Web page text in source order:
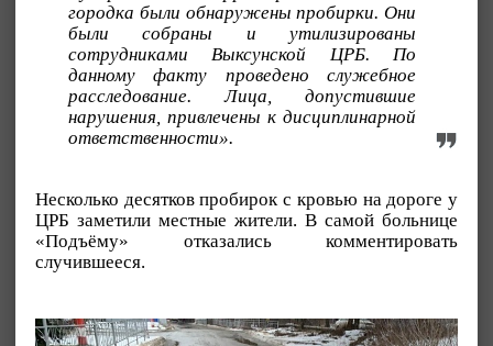
городка были обнаружены пробирки. Они
были собраны и утилизированы
сотрудниками Выксунской ЦРБ. По
данному факту проведено служебное
расследование. Лица, допустившие
нарушения, привлечены к дисциплинарной
ответственности».
Несколько десятков пробирок с кровью на дороге у
ЦРБ заметили местные жители. В самой больнице
«Подъёму» отказались комментировать
случившееся.